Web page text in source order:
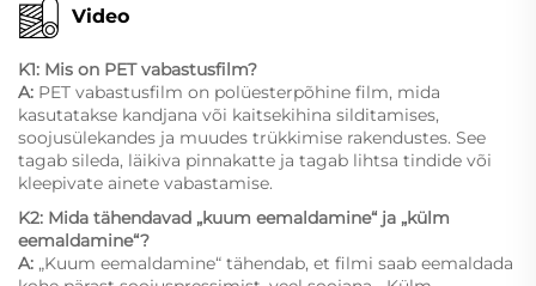
Video
K1: Mis on PET vabastusfilm?
A: PET vabastusfilm on polüesterpõhine film, mida
kasutatakse kandjana või kaitsekihina silditamises,
soojusülekandes ja muudes trükkimise rakendustes. See
tagab sileda, läikiva pinnakatte ja tagab lihtsa tindide või
kleepivate ainete vabastamise.
K2: Mida tähendavad „kuum eemaldamine“ ja „külm
eemaldamine“?
A: „Kuum eemaldamine“ tähendab, et filmi saab eemaldada